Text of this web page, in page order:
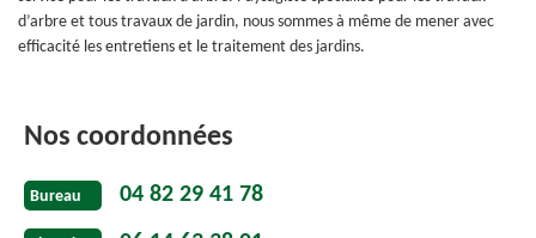
d’arbre et tous travaux de jardin, nous sommes à même de mener avec
efficacité les entretiens et le traitement des jardins.
Nos coordonnées
Bureau 04 82 29 41 78